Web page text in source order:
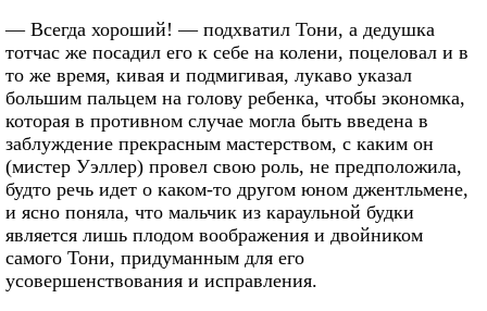
— Всегда хороший! — подхватил Тони, а дедушка
тотчас же посадил его к себе на колени, поцеловал и в
то же время, кивая и подмигивая, лукаво указал
большим пальцем на голову ребенка, чтобы экономка,
которая в противном случае могла быть введена в
заблуждение прекрасным мастерством, с каким он
(мистер Уэллер) провел свою роль, не предположила,
будто речь идет о каком-то другом юном джентльмене,
и ясно поняла, что мальчик из караульной будки
является лишь плодом воображения и двойником
самого Тони, придуманным для его
усовершенствования и исправления.